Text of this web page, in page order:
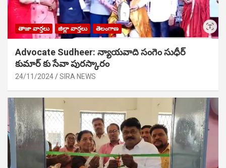
తాజా వార్తలు జిల్లా వార్తలు తెలంగాణ
Advocate Sudheer: న్యాయవాది సంగెం సుధీర్
కుమార్ కు సేవా పురస్కారం
24/11/2024 SIRA NEWS